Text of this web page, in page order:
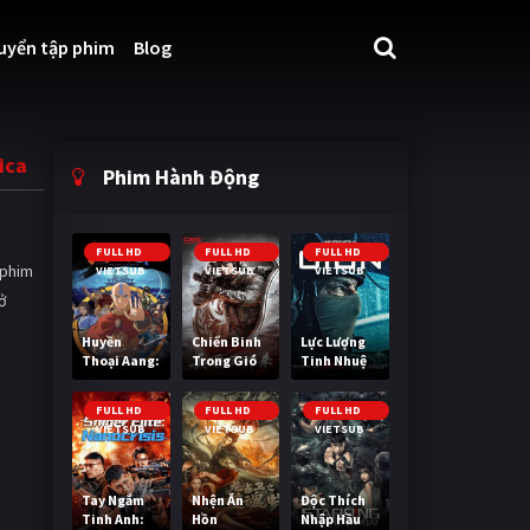
tập phim Blog
Phim Hành Động
FULL HD
VIETSUB
Huyền
Thoại Aang:
Tiết Khí Sư
Cuối Cùng
FULL HD
VIETSUB
Chiến Binh
Trong Gió
FULL HD
VIETSUB
Lực Lượng
Tinh Nhuệ
FULL HD
VIETSUB
Tay Ngắm
Tinh Anh:
FULL HD
VIETSUB
Nhện Ăn
Hồn
FULL HD
VIETSUB
Độc Thích
Nhập Hầu